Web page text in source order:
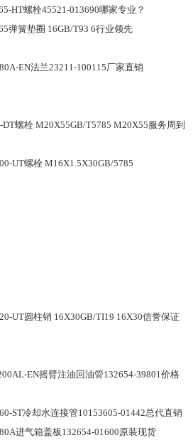
HT螺栓45521-013690哪家专业？
弹簧垫圈 16GB/T93 6行业领先
EN法兰23211-100115厂家直销
螺栓 M20X55GB/T5785 M20X55服务周到
UT螺栓 M16X1.5X30GB/5785
UT圆柱销 16X30GB/TI19 16X30信誉保证
EN摇臂注油回油管132654-39801价格
ST冷却水连接管10153605-01442总代直销
进气箱盖板132654-01600原装现货